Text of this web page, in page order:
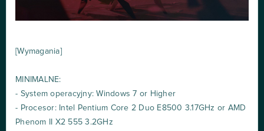
[Wymagania]
MINIMALNE:
- System operacyjny: Windows 7 or Higher
- Procesor: Intel Pentium Core 2 Duo E8500 3.17GHz or AMD
Phenom II X2 555 3.2GHz